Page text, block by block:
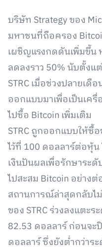
บริษัท Strategy ของ
มหาชนที่ถือครอง
เผชิญแรงกดดันเพิ่มขึ้น
ลดลงราว 50% นับตั้ง
STRC เมื่อช่วงปลายเ
ออกแบบมาเพื่อเป็นเค
ไปซื้อ Bitcoin เพิ่มเติม
STRC ถูกออกแบบให้ซื้
ไว้ที่ 100 ดอลลาร์ต่อหุ้
เงินปันผลเพื่อรักษาระดั
ไปสะสม Bitcoin อย่างต่
สถานการณ์ล่าสุดกลับไ
ของ STRC ร่วงลงแตะ
82.53 ดอลลาร์ ก่อนจ
ดอลลาร์ ซึ่งยังต่ำกว่าร